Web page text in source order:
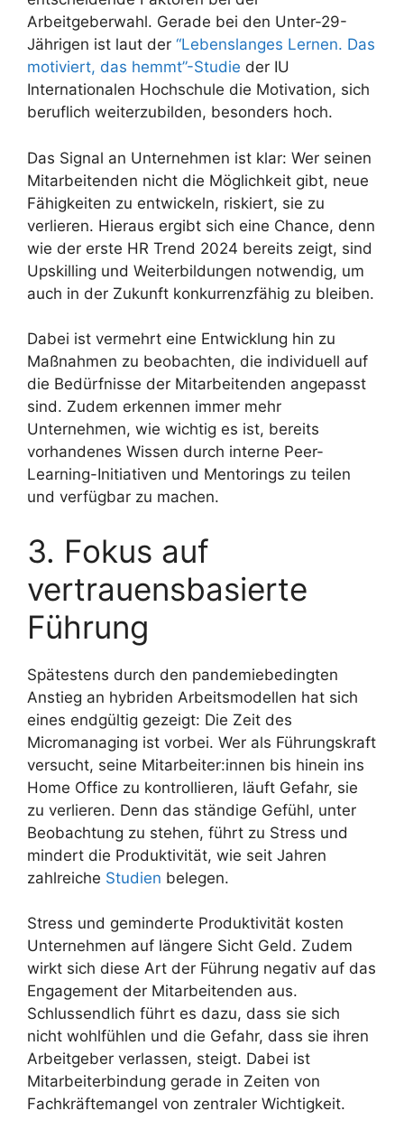
Arbeitgeberwahl. Gerade bei den Unter-29-
Jährigen ist laut der “Lebenslanges Lernen. Das
motiviert, das hemmt”-Studie der IU
Internationalen Hochschule die Motivation, sich
beruflich weiterzubilden, besonders hoch.
Das Signal an Unternehmen ist klar: Wer seinen
Mitarbeitenden nicht die Möglichkeit gibt, neue
Fähigkeiten zu entwickeln, riskiert, sie zu
verlieren. Hieraus ergibt sich eine Chance, denn
wie der erste HR Trend 2024 bereits zeigt, sind
Upskilling und Weiterbildungen notwendig, um
auch in der Zukunft konkurrenzfähig zu bleiben.
Dabei ist vermehrt eine Entwicklung hin zu
Maßnahmen zu beobachten, die individuell auf
die Bedürfnisse der Mitarbeitenden angepasst
sind. Zudem erkennen immer mehr
Unternehmen, wie wichtig es ist, bereits
vorhandenes Wissen durch interne Peer-
Learning-Initiativen und Mentorings zu teilen
und verfügbar zu machen.
3. Fokus auf
vertrauensbasierte
Führung
Spätestens durch den pandemiebedingten
Anstieg an hybriden Arbeitsmodellen hat sich
eines endgültig gezeigt: Die Zeit des
Micromanaging ist vorbei. Wer als Führungskraft
versucht, seine Mitarbeiter:innen bis hinein ins
Home Office zu kontrollieren, läuft Gefahr, sie
zu verlieren. Denn das ständige Gefühl, unter
Beobachtung zu stehen, führt zu Stress und
mindert die Produktivität, wie seit Jahren
zahlreiche Studien belegen.
Stress und geminderte Produktivität kosten
Unternehmen auf längere Sicht Geld. Zudem
wirkt sich diese Art der Führung negativ auf das
Engagement der Mitarbeitenden aus.
Schlussendlich führt es dazu, dass sie sich
nicht wohlfühlen und die Gefahr, dass sie ihren
Arbeitgeber verlassen, steigt. Dabei ist
Mitarbeiterbindung gerade in Zeiten von
Fachkräftemangel von zentraler Wichtigkeit.